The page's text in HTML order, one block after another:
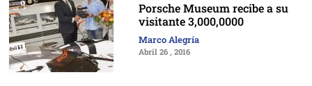
Porsche Museum recibe a su
visitante 3,000,0000
Marco Alegría
Abril 26 , 2016